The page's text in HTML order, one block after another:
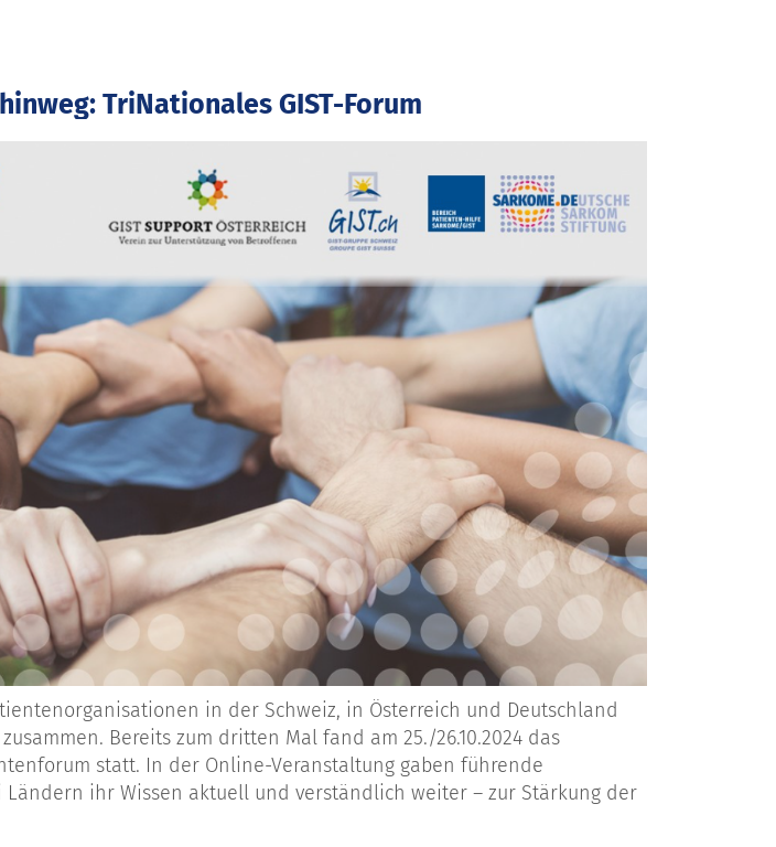
TriNationales GIST-Forum
in der Schweiz, in Österreich und Deutschland
Bereits zum dritten Mal fand am 25./26.10.2024 das
statt. In der Online-Veranstaltung gaben führende
ihr Wissen aktuell und verständlich weiter – zur Stärkung der